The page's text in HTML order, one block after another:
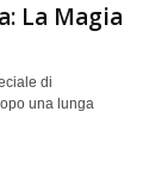
La Magia
di
una lunga